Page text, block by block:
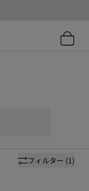
フィルター (1)